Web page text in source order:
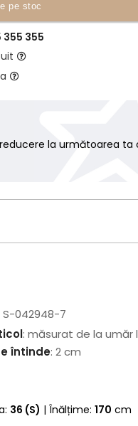
pe stoc
355 355
reducere la următoarea ta
S-042948-7
: măsurat de la umăr
întinde: 2 cm
36 (S) | Înălțime:170 cm